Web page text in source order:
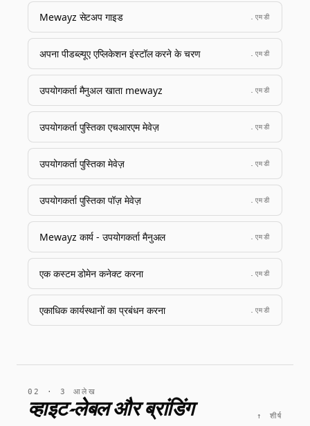
Mewayz सेटअप गाइड .एमडी
अपना पीडब्ल्यूए एप्लिकेशन इंस्टॉल करने के चरण .एमडी
उपयोगकर्ता मैनुअल खाता mewayz .एमडी
उपयोगकर्ता पुस्तिका एचआरएम मेवेज़ .एमडी
उपयोगकर्ता पुस्तिका मेवेज़ .एमडी
उपयोगकर्ता पुस्तिका पॉज़ मेवेज़ .एमडी
Mewayz कार्य - उपयोगकर्ता मैनुअल .एमडी
एक कस्टम डोमेन कनेक्ट करना .एमडी
एकाधिक कार्यस्थानों का प्रबंधन करना .एमडी
02 · 3 आलेख
व्हाइट-लेबल और ब्रांडिंग ↑ शीर्ष